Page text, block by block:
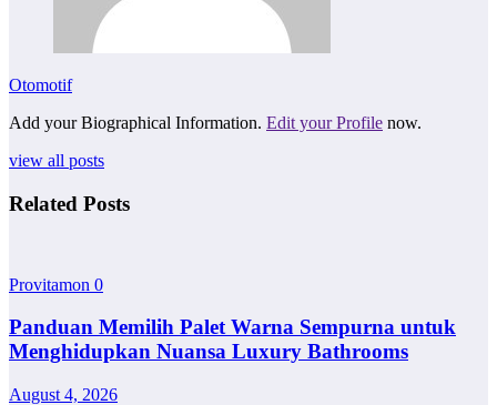
Otomotif
Add your Biographical Information. Edit your Profile now.
view all posts
Related Posts
Provitamon 0
Panduan Memilih Palet Warna Sempurna untuk
Menghidupkan Nuansa Luxury Bathrooms
August 4, 2026